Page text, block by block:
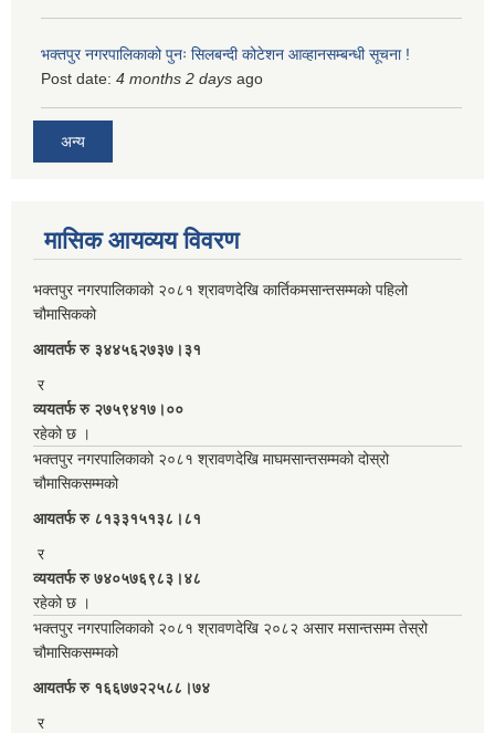
भक्तपुर नगरपालिकाको पुनः सिलबन्दी कोटेशन आव्हानसम्बन्धी सूचना !
Post date: 4 months 2 days ago
अन्य
मासिक आयव्यय विवरण
भक्तपुर नगरपालिकाको २०८१ श्रावणदेखि कार्तिकमसान्तसम्मको पहिलो
चौमासिकको
आयतर्फ रु‌ ३४४५६२७३७।३१
र
व्ययतर्फ रु २७५९४१७।००
रहेको छ ।
भक्तपुर नगरपालिकाको २०८१ श्रावणदेखि माघमसान्तसम्मको दोस्रो
चौमासिकसम्मको
आयतर्फ रु‌ ८१३३१५१३८।८१
र
व्ययतर्फ रु ७४०५७६९८३।४८
रहेको छ ।
भक्तपुर नगरपालिकाको २०८१ श्रावणदेखि २०८२ असार मसान्तसम्म तेस्रो
चौमासिकसम्मको
आयतर्फ रु‌ १६६७७२२५८८।७४
र